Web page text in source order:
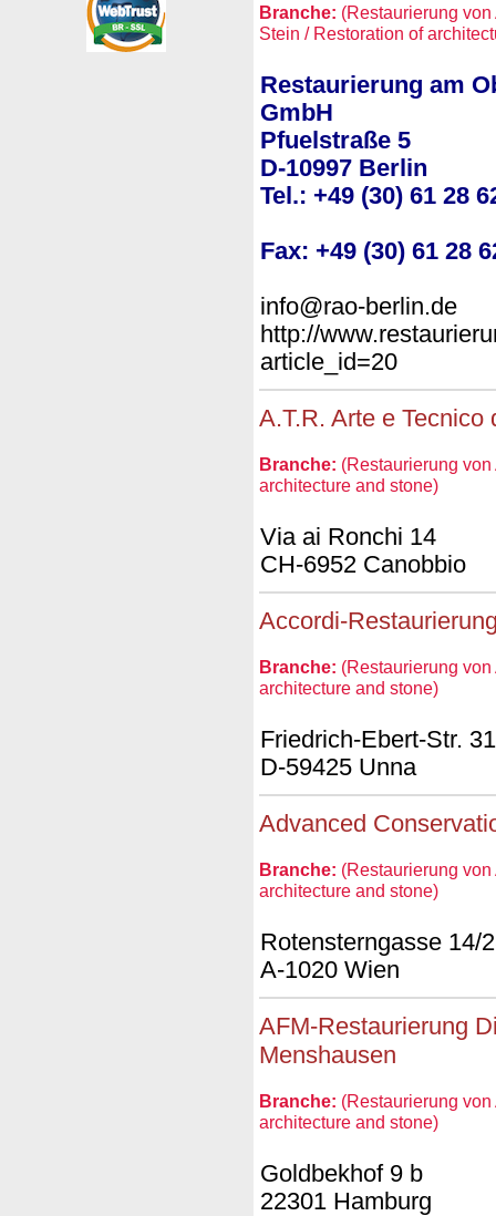
Branche: (Restaurierung
Stein / Restoration of
Restaurierung am
GmbH
Pfuelstraße 5
D-10997 Berlin
Tel.: +49 (30) 61 28
Fax: +49 (30) 61 28
info@rao-berlin.de
http://
article_id=20
A.T.R. Arte e Tecnico
Branche: (Restaurierung
architecture and stone)
Via ai Ronchi 14
CH-6952 Canobbio
Accordi-
Branche: (Restaurierung
architecture and stone)
Friedrich-Ebert-Str. 31
D-59425 Unna
Advanced
Branche: (Restaurierung
architecture and stone)
Rotensterngasse 14/
A-1020 Wien
AFM-Restaurierung
Menshausen
Branche: (Restaurierung
architecture and stone)
Goldbekhof 9 b
22301 Hamburg